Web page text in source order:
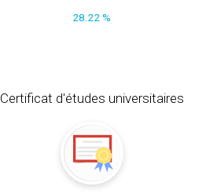
28.22 %
Certificat d'études universitaires